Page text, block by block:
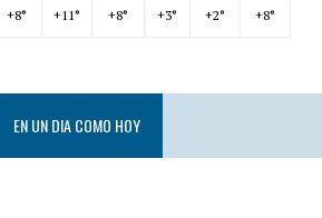
+8° +11° +8° +3° +2° +8°
EN UN DIA COMO HOY